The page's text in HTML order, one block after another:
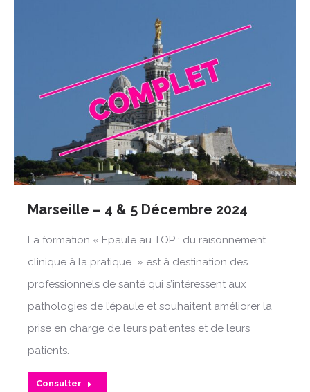
Marseille – 4 & 5 Décembre 2024
La formation « Epaule au TOP : du raisonnement
clinique à la pratique » est à destination des
professionnels de santé qui s’intéressent aux
pathologies de l’épaule et souhaitent améliorer la
prise en charge de leurs patientes et de leurs
patients.
Consulter